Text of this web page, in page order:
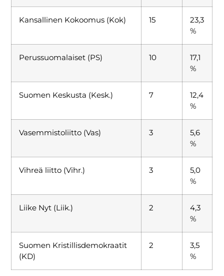
Kansallinen Kokoomus (Kok) 15
23,3
%
Perussuomalaiset (PS) 10
17,1
%
Suomen Keskusta (Kesk.) 7
12,4
%
Vasemmistoliitto (Vas) 3
5,6
%
Vihreä liitto (Vihr.) 3
5,0
%
Liike Nyt (Liik.) 2
4,3
%
Suomen Kristillisdemokraatit
(KD)
2
3,5
%